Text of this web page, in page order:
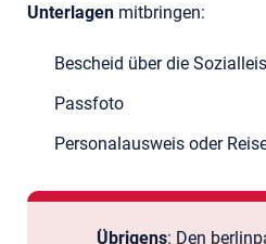
Unterlagen mitbringen:
Bescheid über die
Passfoto
Personalausweis oder
Übrigens: Den